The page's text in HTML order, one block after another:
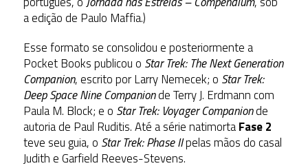
a edição de Paulo Maffia.)
Esse formato se consolidou e posteriormente a
Pocket Books publicou o Star Trek: The Next Generation
Companion, escrito por Larry Nemecek; o Star Trek:
Deep Space Nine Companionde Terry J. Erdmann com
Paula M. Block; e o Star Trek: Voyager Companionde
autoria de Paul Ruditis. Até a série natimortaFase 2
teve seu guia, o Star Trek: Phase IIpelas mãos do casal
Judith e Garfield Reeves-Stevens.